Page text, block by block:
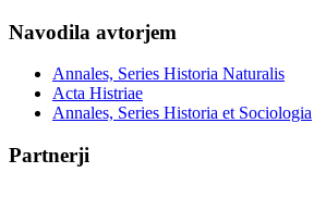
Navodila avtorjem
Annales, Series Historia Naturalis
Acta Histriae
Annales, Series Historia et Sociologia
Partnerji